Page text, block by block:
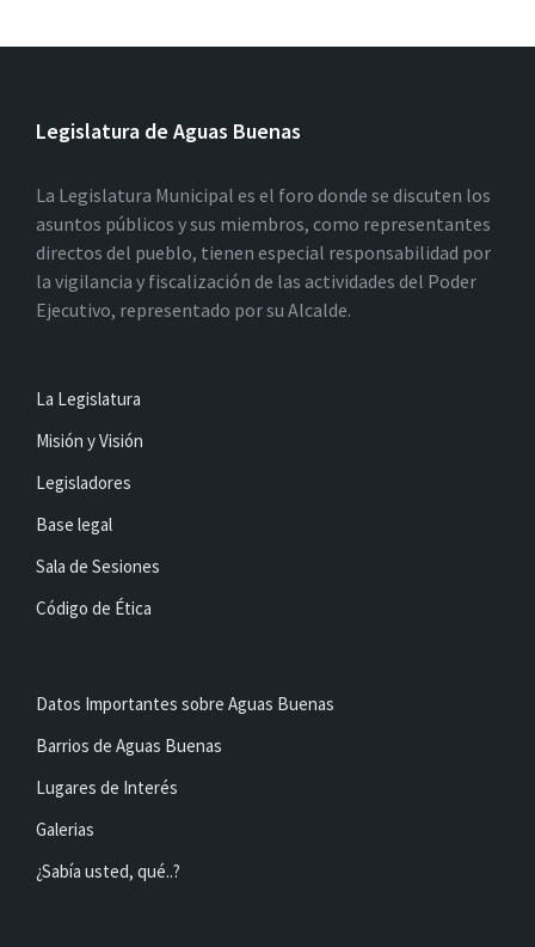
Legislatura de Aguas Buenas
La Legislatura Municipal es el foro donde se discuten los
asuntos públicos y sus miembros, como representantes
directos del pueblo, tienen especial responsabilidad por
la vigilancia y fiscalización de las actividades del Poder
Ejecutivo, representado por su Alcalde.
La Legislatura
Misión y Visión
Legisladores
Base legal
Sala de Sesiones
Código de Ética
Datos Importantes sobre Aguas Buenas
Barrios de Aguas Buenas
Lugares de Interés
Galerias
¿Sabía usted, qué..?